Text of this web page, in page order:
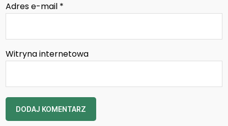
Adres e-mail *
Witryna internetowa